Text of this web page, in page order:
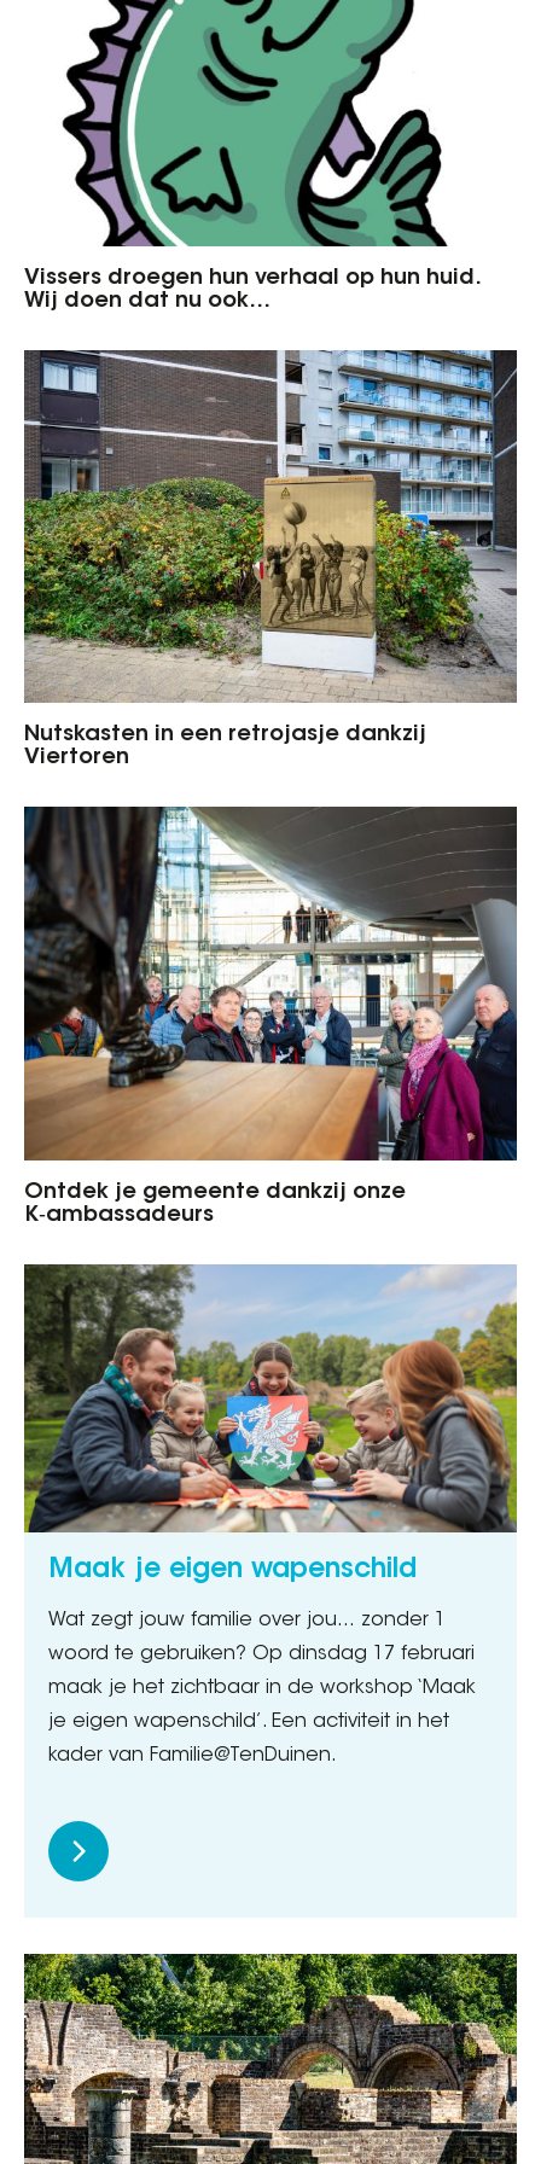
Vissers droegen hun verhaal op hun huid.
Wij doen dat nu ook…
Nutskasten in een retrojasje dankzij
Viertoren
Ontdek je gemeente dankzij onze
K‑ambassadeurs
Maak je eigen wapenschild
Wat zegt jouw familie over jou… zonder 1
woord te gebruiken? Op dinsdag 17 februari
maak je het zichtbaar in de workshop ‘Maak
je eigen wapenschild’. Een activiteit in het
kader van Familie@TenDuinen.